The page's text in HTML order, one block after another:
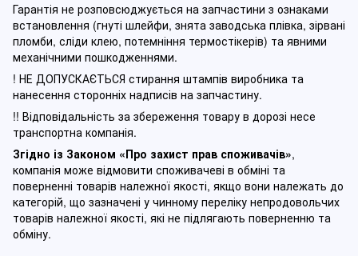
Гарантія не розповсюджується на запчастини з ознаками
встановлення (гнуті шлейфи, знята заводська плівка, зірвані
пломби, сліди клею, потемніння термостікерів) та явними
механічними пошкодженнями.
! НЕ ДОПУСКАЄТЬСЯ стирання штампів виробника та
нанесення сторонніх надписів на запчастину.
!! Відповідальність за збереження товару в дорозі несе
транспортна компанія.
Згідно із Законом «Про захист прав споживачів»,
компанія може відмовити споживачеві в обміні та
поверненні товарів належної якості, якщо вони належать до
категорій, що зазначені у чинному переліку непродовольчих
товарів належної якості, які не підлягають поверненню та
обміну.